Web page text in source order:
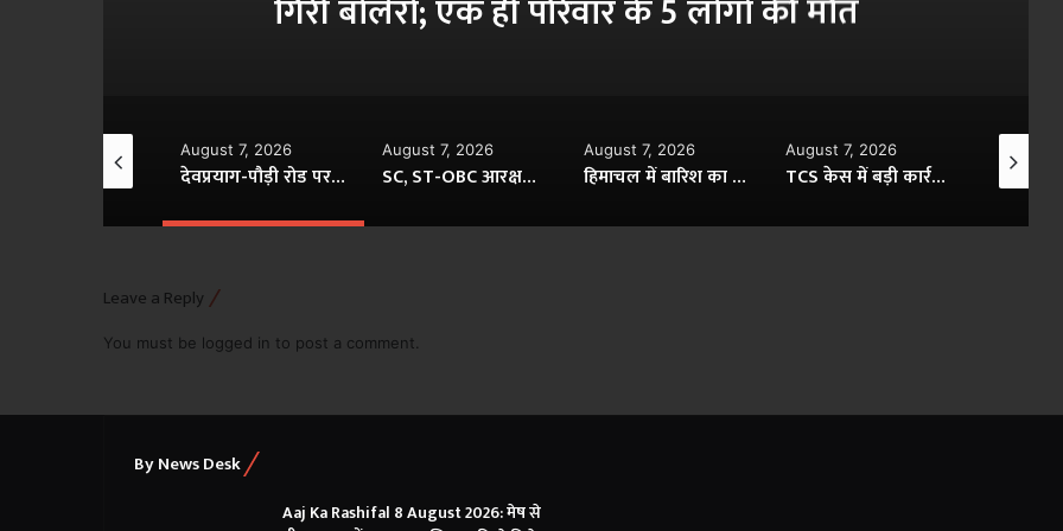
के 5 लोगों की मौत सुप्रीम कोर्ट में केंद्र ने साफ
देवप्रयाग-पौड़ी रोड पर भीषण हादसा, 250 फीट गहरी खाई में गिरी बोलेरो; एक ही परिवार के 5 लोगों की मौत
August 7, 2026
SC, ST-OBC आरक्षण में आर्थिक आधार पर उपकोटा नहीं, सुप्रीम कोर्ट में केंद्र ने साफ किया अपना रुख
August 7, 2026
हिमाचल में बारिश का कहर, 145 सड़कें बंद और 224 ट्रांसफार्मर ठप; अगले 48 घंटे भारी पड़ सकते हैं
August 7, 2026
TCS केस में बड़ी कार्रवाई, AIMIM पार्षद मतीन पटेल गिरफ्तार; निदा खान को पनाह देने का आरोप
August 7, 2026
Leave a Reply
You must be logged in to post a comment.
By News Desk
Aaj Ka Rashifal 8 August 2026: मेष से